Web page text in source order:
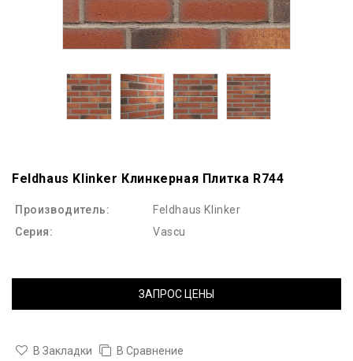
Feldhaus Klinker Клинкерная Плитка R744
Производитель:
Feldhaus Klinker
Серия:
Vascu
ЗАПРОС ЦЕНЫ
В Закладки В Сравнение